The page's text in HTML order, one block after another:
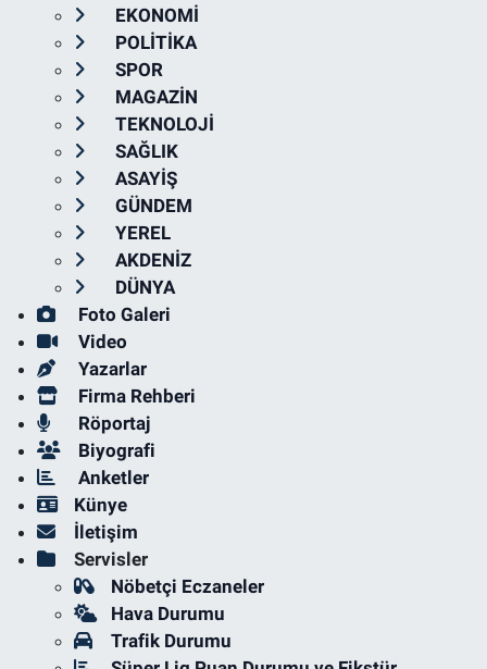
EKONOMİ
POLİTİKA
SPOR
MAGAZİN
TEKNOLOJİ
SAĞLIK
ASAYİŞ
GÜNDEM
YEREL
AKDENİZ
DÜNYA
Foto Galeri
Video
Yazarlar
Firma Rehberi
Röportaj
Biyografi
Anketler
Künye
İletişim
Servisler
Nöbetçi Eczaneler
Hava Durumu
Trafik Durumu